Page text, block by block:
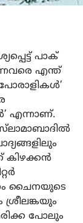
പാക്
എന്ത്
എന്നാണ്.
കിഴക്കൻ
ചൈനയുടെ
പോലും